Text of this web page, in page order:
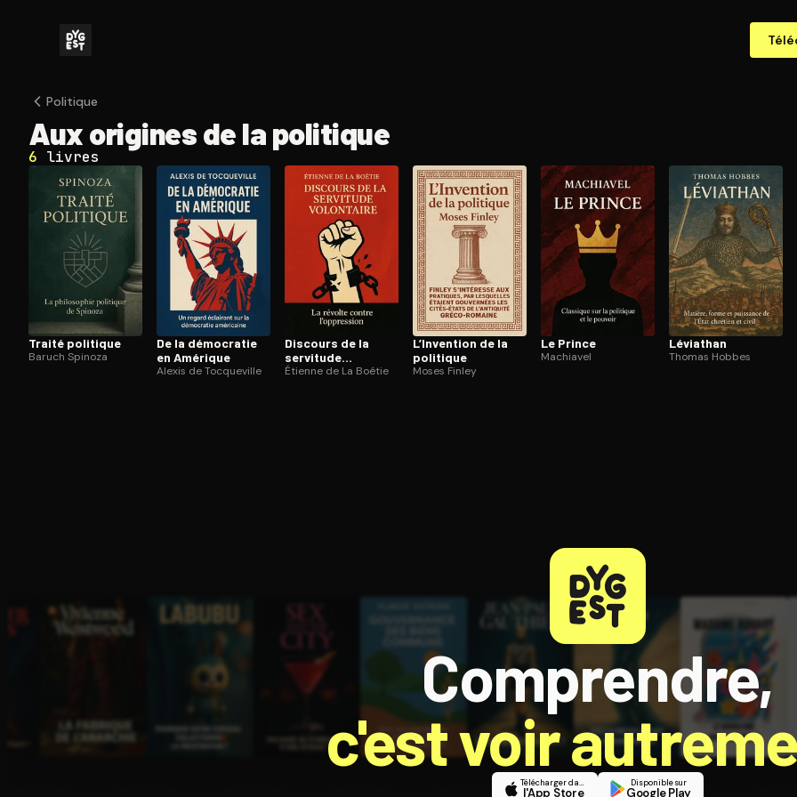
Politique
Aux origines de la politique
6 livres
Traité politique
Baruch Spinoza
De la démocratie
en Amérique
Alexis de Tocqueville
Discours de la
servitude
volontaire
Étienne de La Boétie
L’Invention de la
politique
Moses Finley
Le Prince
Machiavel
Léviathan
Thomas Hobbes
Comprendre,
c'est voir
Télécharger dans
l'App Store
Disponible sur
Google Play